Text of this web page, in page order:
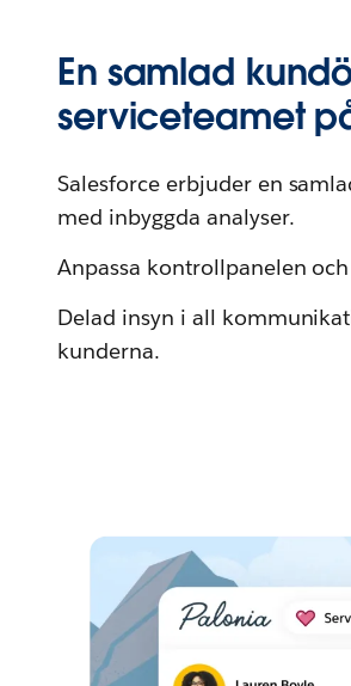
En samlad
serviceteamet
Salesforce erbjuder en
med inbyggda analyser.
Anpassa kontrollpanelen
Delad insyn i all
kunderna.